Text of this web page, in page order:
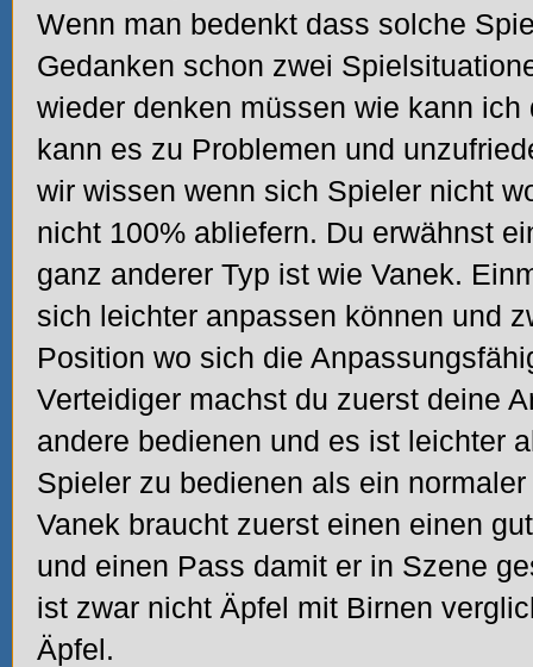
Wenn man bedenkt dass solche
Gedanken schon zwei
wieder denken müssen wie kann
kann es zu Problemen und
wir wissen wenn sich Spieler nicht
nicht 100% abliefern. Du erwähnst
ganz anderer Typ ist wie Vanek.
sich leichter anpassen können und
Position wo sich die
Verteidiger machst du zuerst deine
andere bedienen und es ist leichter
Spieler zu bedienen als ein
Vanek braucht zuerst einen einen
und einen Pass damit er in Szene
ist zwar nicht Äpfel mit Birnen
Äpfel.